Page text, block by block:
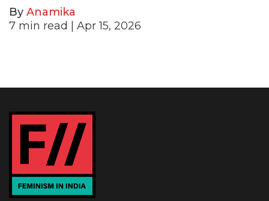
By Anamika
7 min read | Apr 15, 2026